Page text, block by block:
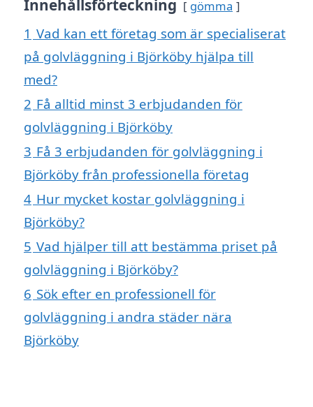
Innehållsförteckning gömma
1 Vad kan ett företag som är specialiserat
på golvläggning i Björköby hjälpa till
med?
2 Få alltid minst 3 erbjudanden för
golvläggning i Björköby
3 Få 3 erbjudanden för golvläggning i
Björköby från professionella företag
4 Hur mycket kostar golvläggning i
Björköby?
5 Vad hjälper till att bestämma priset på
golvläggning i Björköby?
6 Sök efter en professionell för
golvläggning i andra städer nära
Björköby